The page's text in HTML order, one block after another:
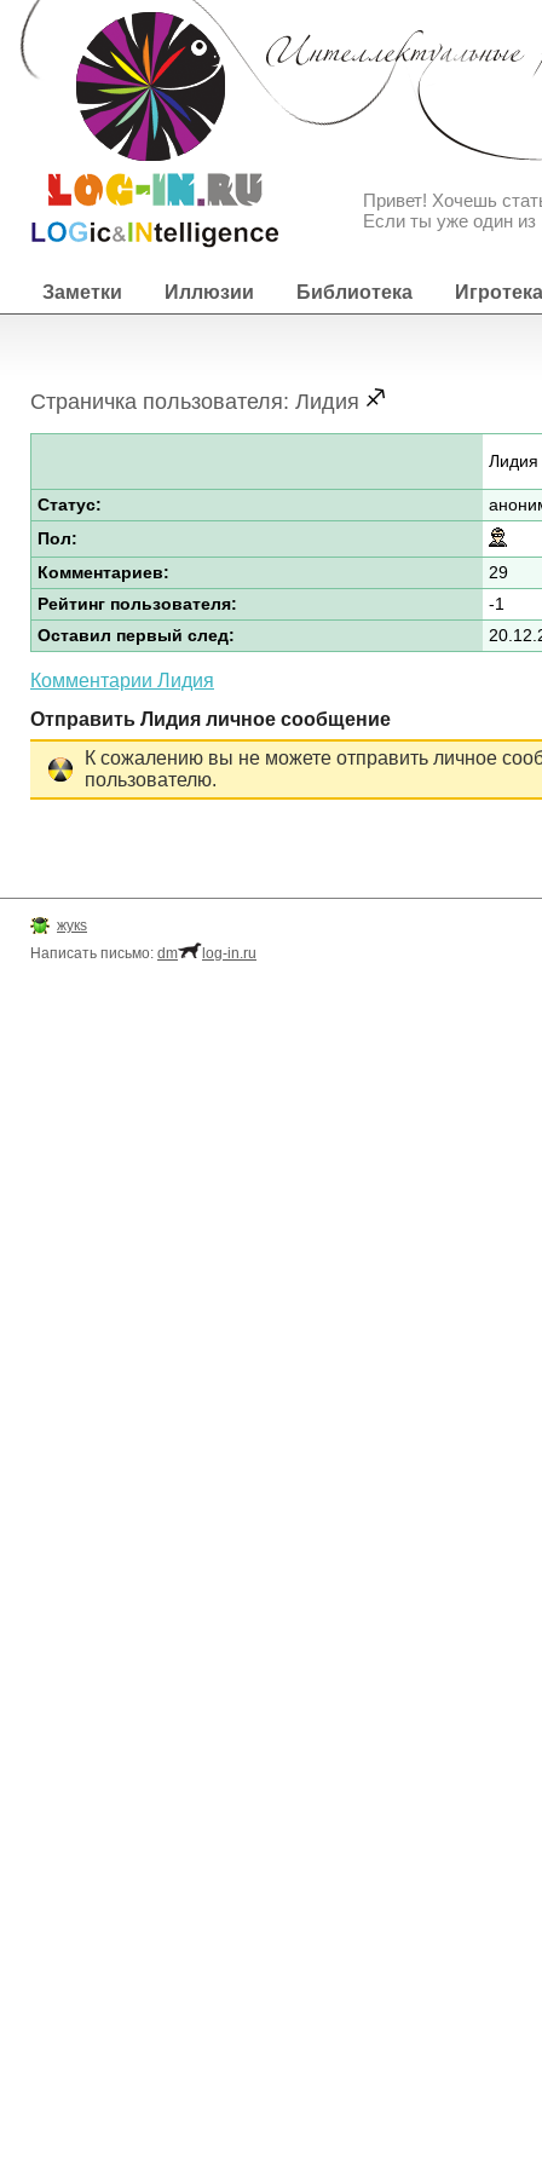
Привет! Хочешь
Если ты уже один из
Заметки Иллюзии Библиотека Игротека
Страничка пользователя: Лидия
Лидия
Статус:
Пол:
Комментариев:
29
Рейтинг пользователя:
-1
Оставил первый след:
Комментарии Лидия
Отправить Лидия личное сообщение
К сожалению вы не можете отправить личное
пользователю.
жукs
Написать письмо: dm log-in.ru